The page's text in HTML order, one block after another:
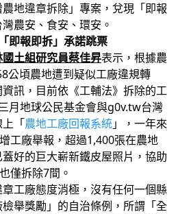
地違章拆除」專案，兌現「即報
農安、食安、環安。
即報即拆」承諾跳票
土組研究員蔡佳昇表示，根據農
公頃農地遭到疑似工廠違規轉
訊，目前依《工輔法》拆除的工
月地球公民基金會與g0v.tw台灣
「農地工廠回報系統」，一年來
工廠舉報，超過1,400張在農地
好的巨大嶄新鐵皮屋照片，協助
僅拆除7間。
工廠態度消極，沒有任何一個縣
舉獎勵」的自治條例，所謂「全